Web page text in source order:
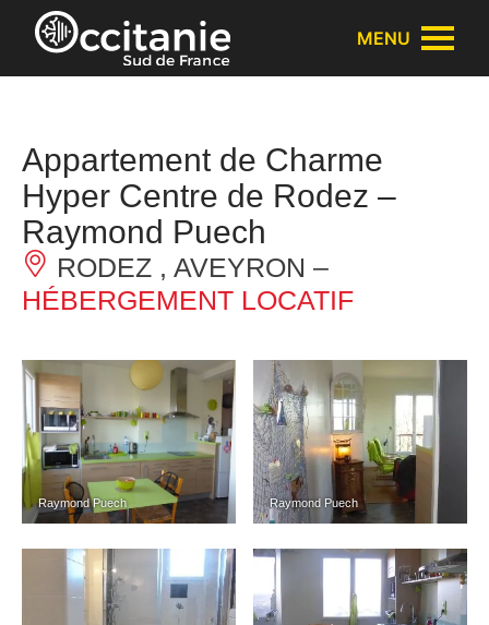
Panneau de gestion des cookies
MENU
Appartement de Charme
Hyper Centre de Rodez –
Raymond Puech
RODEZ , AVEYRON –
HÉBERGEMENT LOCATIF
Raymond Puech Raymond Puech